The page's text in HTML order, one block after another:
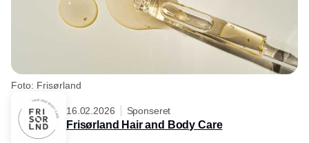
Foto: Frisørland
16.02.2026 Sponseret
Frisørland Hair and Body Care